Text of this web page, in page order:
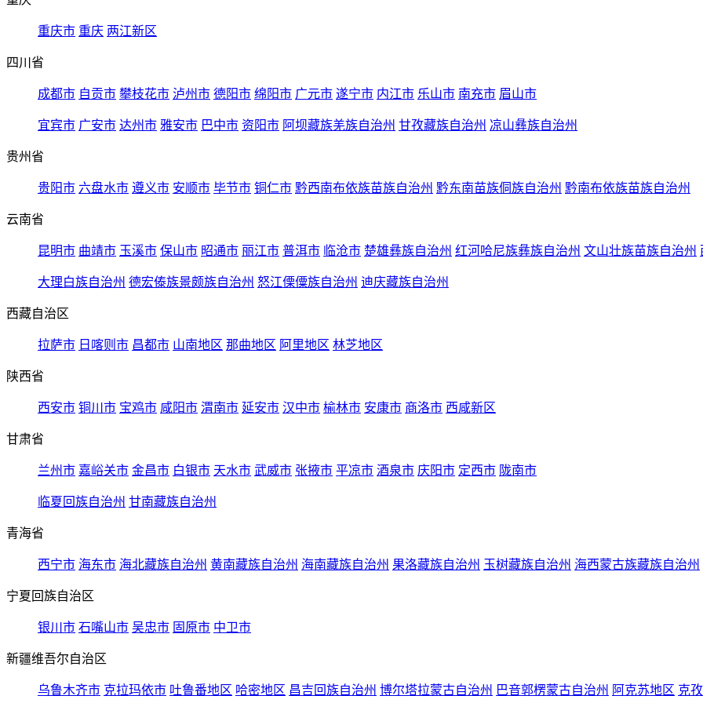
重庆市 重庆 两江新区
四川省
成都市 自贡市 攀枝花市 泸州市 德阳市 绵阳市 广元市 遂宁市 内江市 乐山市 南充市 眉山市
宜宾市 广安市 达州市 雅安市 巴中市 资阳市 阿坝藏族羌族自治州 甘孜藏族自治州 凉山彝族自治州
贵州省
贵阳市 六盘水市 遵义市 安顺市 毕节市 铜仁市 黔西南布依族苗族自治州 黔东南苗族侗族自治州 黔南布依族苗族自治州
云南省
昆明市 曲靖市 玉溪市 保山市 昭通市 丽江市 普洱市 临沧市 楚雄彝族自治州 红河哈尼族彝族自治州 文山壮族苗族自治州
大理白族自治州 德宏傣族景颇族自治州 怒江傈僳族自治州 迪庆藏族自治州
西藏自治区
拉萨市 日喀则市 昌都市 山南地区 那曲地区 阿里地区 林芝地区
陕西省
西安市 铜川市 宝鸡市 咸阳市 渭南市 延安市 汉中市 榆林市 安康市 商洛市 西咸新区
甘肃省
兰州市 嘉峪关市 金昌市 白银市 天水市 武威市 张掖市 平凉市 酒泉市 庆阳市 定西市 陇南市
临夏回族自治州 甘南藏族自治州
青海省
西宁市 海东市 海北藏族自治州 黄南藏族自治州 海南藏族自治州 果洛藏族自治州 玉树藏族自治州 海西蒙古族藏族自治州
宁夏回族自治区
银川市 石嘴山市 吴忠市 固原市 中卫市
新疆维吾尔自治区
乌鲁木齐市 克拉玛依市 吐鲁番地区 哈密地区 昌吉回族自治州 博尔塔拉蒙古自治州 巴音郭楞蒙古自治州 阿克苏地区 克